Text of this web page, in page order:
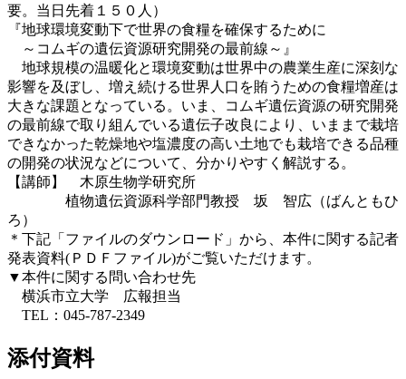
要。当日先着１５０人）
『地球環境変動下で世界の食糧を確保するために
～コムギの遺伝資源研究開発の最前線～』
地球規模の温暖化と環境変動は世界中の農業生産に深刻な
影響を及ぼし、増え続ける世界人口を賄うための食糧増産は
大きな課題となっている。いま、コムギ遺伝資源の研究開発
の最前線で取り組んでいる遺伝子改良により、いままで栽培
できなかった乾燥地や塩濃度の高い土地でも栽培できる品種
の開発の状況などについて、分かりやすく解説する。
【講師】 木原生物学研究所
植物遺伝資源科学部門教授 坂 智広（ばんともひ
ろ）
＊下記「ファイルのダウンロード」から、本件に関する記者
発表資料(ＰＤＦファイル)がご覧いただけます。
▼本件に関する問い合わせ先
横浜市立大学 広報担当
TEL：045-787-2349
添付資料